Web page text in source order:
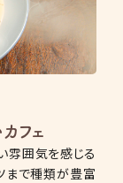
フェ
雰囲気を感じる
まで種類が豊富